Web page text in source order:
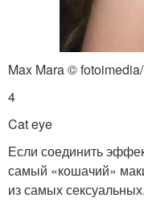
Max Mara ©
4
Cat eye
Если соединить
самый «кошачий»
из самых сексуальных.